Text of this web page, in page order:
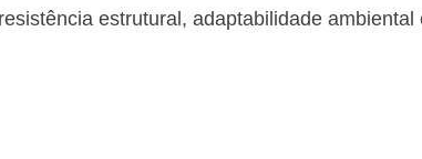
estrutural, adaptabilidade